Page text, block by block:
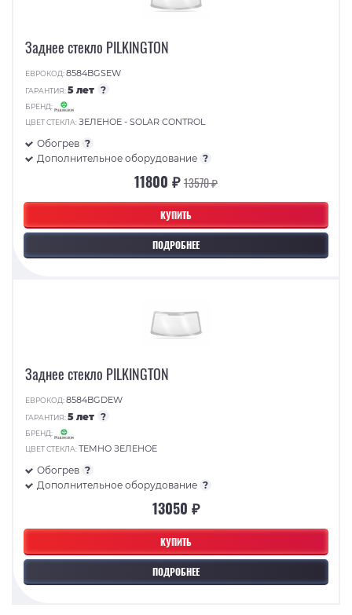
КУПИТЬ
ПОДРОБНЕЕ
Заднее стекло PILKINGTON
ЕВРОКОД:8584BGSEW
ГАРАНТИЯ:5 лет ?
БРЕНД:
ЦВЕТ СТЕКЛА:ЗЕЛЕНОЕ - SOLAR CONTROL
Обогрев ?
Дополнительное оборудование ?
11800 ₽13570 ₽
КУПИТЬ
ПОДРОБНЕЕ
Заднее стекло PILKINGTON
ЕВРОКОД:8584BGDEW
ГАРАНТИЯ:5 лет ?
БРЕНД:
ЦВЕТ СТЕКЛА:ТЕМНО ЗЕЛЕНОЕ
Обогрев ?
Дополнительное оборудование ?
13050 ₽